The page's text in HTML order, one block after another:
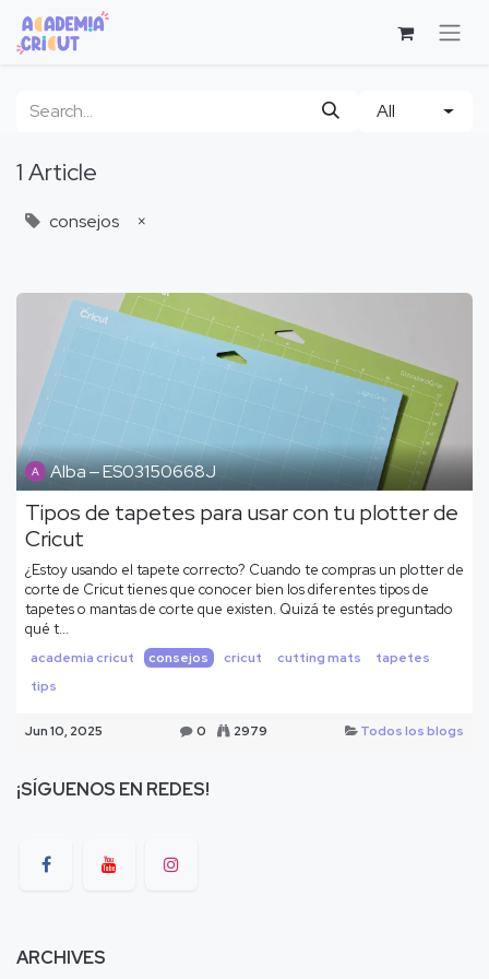
All
1 Article
consejos ×
Alba ‒ ES03150668J
Tipos de tapetes para usar con tu plotter de
Cricut
¿Estoy usando el tapete correcto? Cuando te compras un plotter de
corte de Cricut tienes que conocer bien los diferentes tipos de
tapetes o mantas de corte que existen. Quizá te estés preguntado
qué t...
academia cricut consejos cricut cutting mats
tapetes
tips
Jun 10, 2025 0 2979 Todos los blogs
¡SÍGUENOS EN REDES!
ARCHIVES